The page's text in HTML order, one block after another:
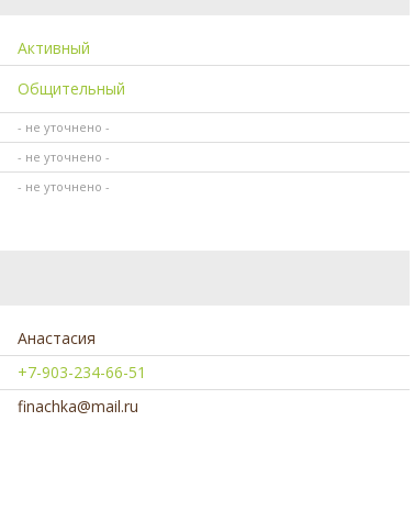
Активный
Общительный
- не уточнено -
- не уточнено -
- не уточнено -
Анастасия
+7-903-234-66-51
finachka@mail.ru